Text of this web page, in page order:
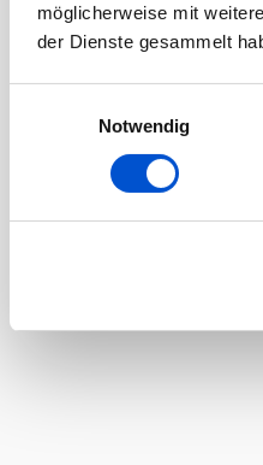
möglicherweise mit
der Dienste gesammelt
Notwendig